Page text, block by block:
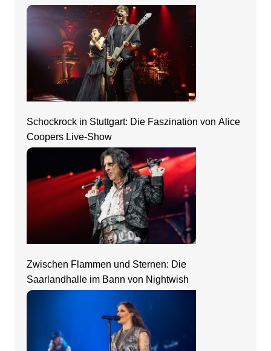
Schockrock in Stuttgart: Die Faszination von Alice
Coopers Live-Show
Zwischen Flammen und Sternen: Die
Saarlandhalle im Bann von Nightwish